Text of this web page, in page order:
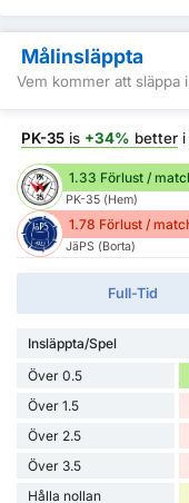
Målinsläppta
Vem kommer att släppa
PK-35 is +34% better
1.33 Förlust /
PK-35 (Hem)
1.78 Förlust /
JäPS (Borta)
Full-Tid
Insläppta/Spel
Över 0.5
Över 1.5
Över 2.5
Över 3.5
Hålla nollan